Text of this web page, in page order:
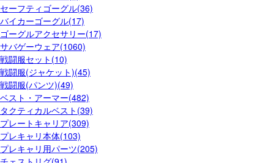
セーフティゴーグル(36)
バイカーゴーグル(17)
ゴーグルアクセサリー(17)
サバゲーウェア(1060)
戦闘服セット(10)
戦闘服(ジャケット)(45)
戦闘服(パンツ)(49)
ベスト・アーマー(482)
タクティカルベスト(39)
プレートキャリア(309)
プレキャリ本体(103)
プレキャリ用パーツ(205)